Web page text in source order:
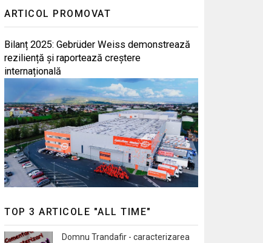
ARTICOL PROMOVAT
Bilanț 2025: Gebrüder Weiss demonstrează
reziliență și raportează creștere
internațională
TOP 3 ARTICOLE "ALL TIME"
Domnu Trandafir - caracterizarea